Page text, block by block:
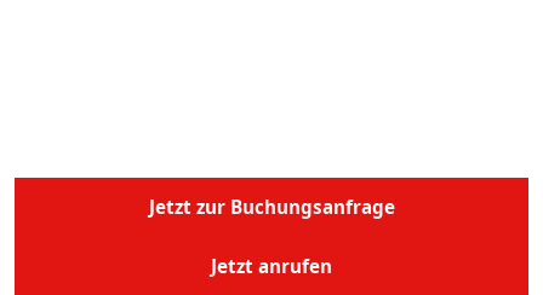
Jetzt zur Buchungsanfrage
Jetzt anrufen